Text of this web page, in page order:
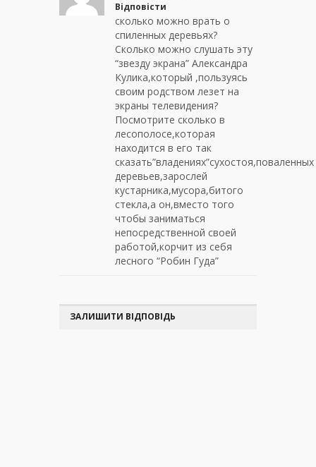
Відповісти
сколько можно врать о
спиленных деревьях?
Сколько можно слушать эту
“звезду экрана” Александра
Кулика,который ,пользуясь
своим родством лезет на
экраны телевидения?
Посмотрите сколько в
лесополосе,которая
находится в его так
сказать”владениях”сухостоя,поваленных
деревьев,зарослей
кустарника,мусора,битого
стекла,а он,вместо того
чтобы заниматься
непосредственной своей
работой,корчит из себя
лесного “Робин Гуда”
ЗАЛИШИТИ ВІДПОВІДЬ